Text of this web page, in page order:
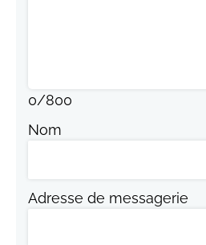
0/800
Nom
Adresse de messagerie